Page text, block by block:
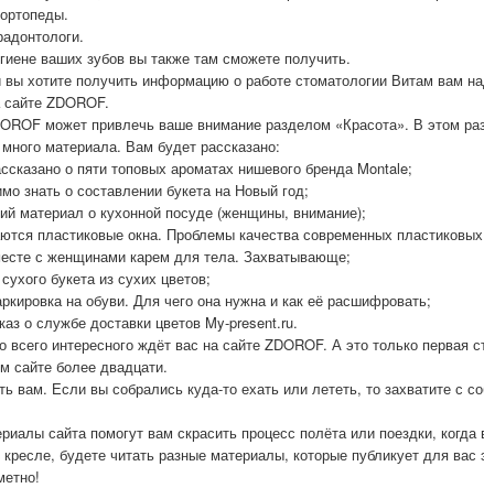
ваших зубов вы также там сможете получить.
хотите получить информацию о работе стоматологии Витам вам
ZDOROF.
может привлечь ваше внимание разделом «Красота». В этом
материала. Вам будет рассказано:
о пяти топовых ароматах нишевого бренда Montale;
знать о составлении букета на Новый год;
материал о кухонной посуде (женщины, внимание);
пластиковые окна. Проблемы качества современных
с женщинами карем для тела. Захватывающе;
букета из сухих цветов;
на обуви. Для чего она нужна и как её расшифровать;
о службе доставки цветов My-present.ru.
всего интересного ждёт вас на сайте ZDOROF. А это только первая
сайте более двадцати.
вам. Если вы собрались куда-то ехать или лететь, то захватите с
сайта помогут вам скрасить процесс полёта или поездки,
будете читать разные материалы, которые публикует для вас